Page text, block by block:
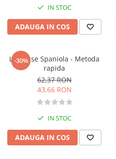
Carti pentru copii
Activitati si jocuri pentru copii
Atlase, dictionare si enciclopedii
Benzi desenate
Carte prescolara
Carti de colorat
Carti pentru copii
Literatura si fictiune
Povesti si povestiri
IN STOC
ADAUGA IN COS
-30%
Larousse Spaniola - Metoda
rapida
62,37 RON
43,66 RON
IN STOC
ADAUGA IN COS